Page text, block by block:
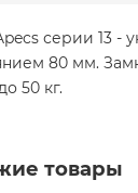
серии 13 -
80 мм.
50 кг.
товары